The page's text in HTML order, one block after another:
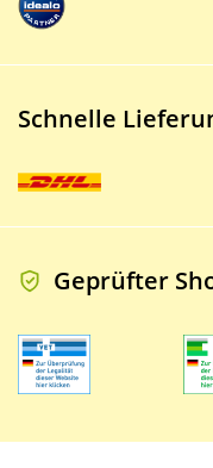
Schnelle
Geprüfter